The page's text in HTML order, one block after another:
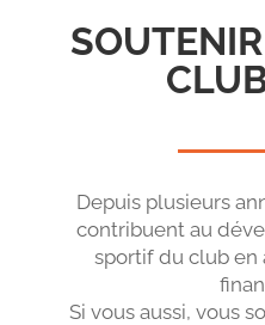
Depuis plusieurs
contribuent au
sportif du club en
Si vous aussi, vous